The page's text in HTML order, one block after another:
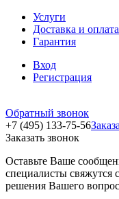
Услуги
Доставка и оплата
Гарантия
Вход
Регистрация
Обратный звонок
+7 (495) 133-75-56
Заказать звонок
Оставьте Ваше
специалисты свяжутся
решения Вашего